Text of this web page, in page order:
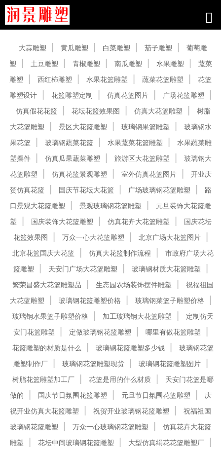
大蒜雕塑 黄瓜雕塑 白菜雕塑 茄子雕塑
葡萄雕
塑
土豆雕塑 青椒雕塑 南瓜雕塑 水果雕塑
蔬菜
雕塑
西红柿雕塑 水果花篮雕塑 蔬菜花篮雕塑
花篮
雕塑设计
花篮雕塑定制 仿真花篮图片
广场花篮雕塑
仿真假花花篮
花坛花篮效果图 仿真大花篮雕塑
树脂
大花篮雕塑
景区大花篮雕塑 玻璃钢果篮雕塑
玻璃钢水
果花篮
玻璃钢蔬菜花篮 水果蔬菜花篮雕塑
水果蔬菜雕
塑摆件
仿真瓜果蔬菜雕塑 旅游区大花篮雕塑
玻璃钢大
花篮雕塑
仿真花篮景观雕塑 室外仿真花篮图片
开业庆
贺仿真花篮
国庆节花坛大花篮 广场玻璃钢花篮雕塑
路
口景观大花篮雕塑
景观玻璃钢花篮雕塑
元旦装饰大花篮雕
塑
国庆装饰大花篮雕塑 仿真花卉大花篮雕塑
国庆花坛
花篮效果图
万众一心大花篮雕塑
北京广场大花篮图片
北京花篮国庆大花篮
仿真大花篮制作流程
市政府广场大花
篮雕塑
天安门广场大花篮雕塑
玻璃钢材质大花篮雕塑
繁荣昌盛大花篮雕塑品
生态园农场装饰摆件雕塑
祝福祖国
大花蓝雕塑
玻璃钢花篮雕塑价格
玻璃钢菜篮子雕塑价格
玻璃钢水果篮子雕塑价格
加工玻璃钢大花篮雕塑
定制仿天
安门花篮雕塑
定做玻璃钢花篮雕塑
哪里有做花篮雕塑
花篮雕塑的材质是什么
玻璃钢花篮雕塑多少钱
玻璃钢花篮
雕塑制作厂
玻璃钢花篮雕塑现货
玻璃钢花篮雕塑图片
树脂花篮雕塑加工厂
花篮是用的什么材质
天安门花篮是哪
做的
国庆节日氛围花篮雕塑 元旦节日氛围花篮雕塑
庆
祝开业仿真大花篮雕塑
祝贺开业玻璃钢花篮雕塑
祝福祖国
玻璃钢花篮雕塑
万众一心玻璃钢花篮雕塑
仿真花卉大花篮
雕塑
花坛中间玻璃钢花篮雕塑
大型仿真绢花花篮雕塑厂